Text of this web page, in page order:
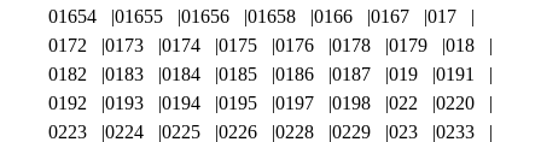
01654
01655 01656 01658 0166 0167
017
0172
0173 0174 0175 0176 0178 0179
018
0182
0183 0184 0185 0186 0187 019
0191
0192
0193 0194 0195 0197 0198 022
0220
0223
0224 0225 0226 0228 0229 023 0233